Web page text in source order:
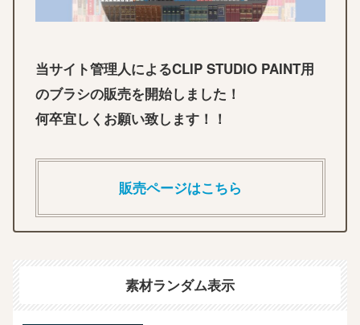
当サイト管理人によるCLIP STUDIO PAINT用
のブラシの販売を開始しました！
何卒宜しくお願い致します！！
販売ページはこちら
素材ランダム表示